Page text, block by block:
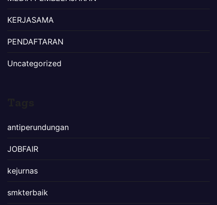
KERJASAMA
PENDAFTARAN
Uncategorized
antiperundungan
JOBFAIR
kejurnas
smkterbaik